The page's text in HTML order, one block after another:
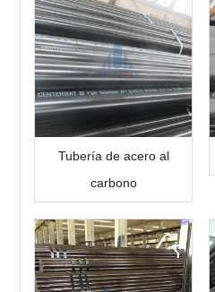
Tubería de acero al
carbono